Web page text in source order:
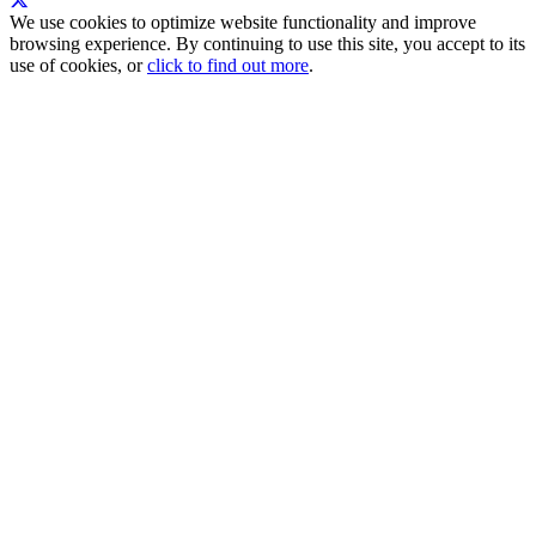
We use cookies to optimize website functionality and improve
browsing experience. By continuing to use this site, you accept to its
use of cookies, orclick to find out more.